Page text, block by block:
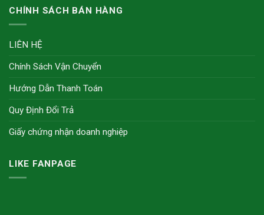
CHÍNH SÁCH BÁN HÀNG
LIÊN HỆ
Chính Sách Vận Chuyển
Hướng Dẫn Thanh Toán
Quy Định Đổi Trả
Giấy chứng nhận doanh nghiệp
LIKE FANPAGE